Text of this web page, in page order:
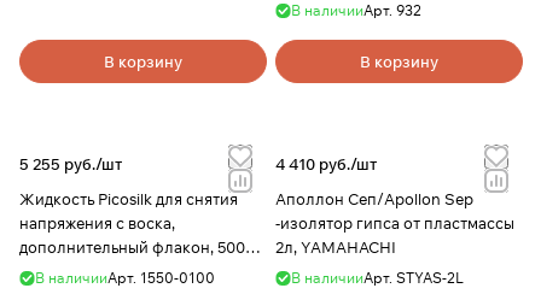
В корзину
В наличииАрт. 932
В корзину
5 255 руб./шт
Жидкость Picosilk для снятия
напряжения с воска,
дополнительный флакон, 500
мл, Renfert
В наличииАрт. 1550-0100
4 410 руб./шт
Аполлон Сеп/Apollon Sep
-изолятор гипса от пластмассы
2л, YAMAHACHI
В наличииАрт. STYAS-2L